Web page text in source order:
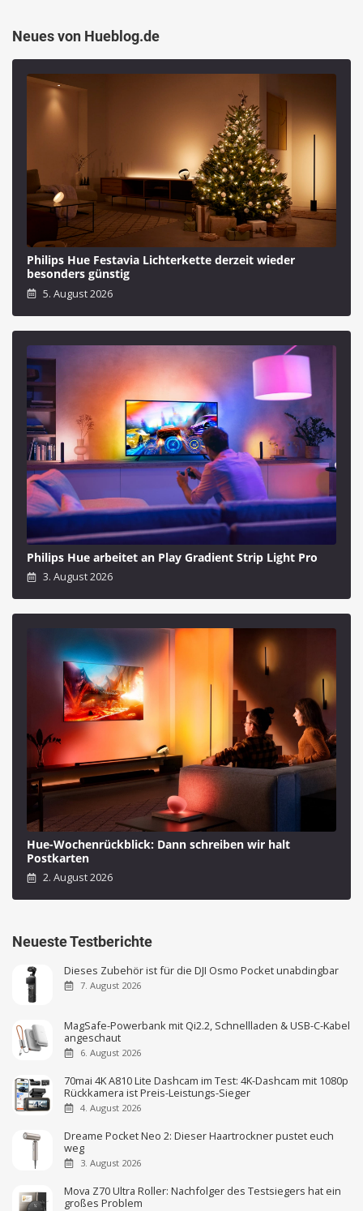
Neues von Hueblog.de
Philips Hue Festavia Lichterkette derzeit wieder
besonders günstig
5. August 2026
Philips Hue arbeitet an Play Gradient Strip Light Pro
3. August 2026
Hue-Wochenrückblick: Dann schreiben wir halt
Postkarten
2. August 2026
Neueste Testberichte
Dieses Zubehör ist für die DJI Osmo Pocket unabdingbar
7. August 2026
MagSafe-Powerbank mit Qi2.2, Schnellladen & USB-C-Kabel
angeschaut
6. August 2026
70mai 4K A810 Lite Dashcam im Test: 4K-Dashcam mit 1080p
Rückkamera ist Preis-Leistungs-Sieger
4. August 2026
Dreame Pocket Neo 2: Dieser Haartrockner pustet euch
weg
3. August 2026
Mova Z70 Ultra Roller: Nachfolger des Testsiegers hat ein
großes Problem